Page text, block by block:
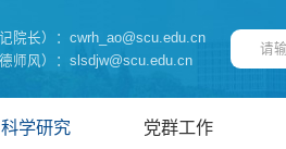
院长）：cwrh_ao@scu.edu.cn
师风）：slsdjw@scu.edu.cn
科学研究 党群工作